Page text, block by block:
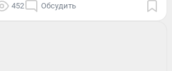
452 Обсудить